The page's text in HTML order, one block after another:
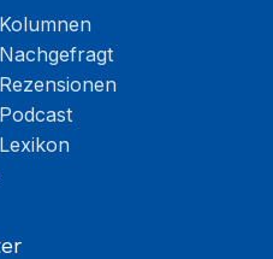
Kolumnen
Nachgefragt
Rezensionen
Podcast
Lexikon